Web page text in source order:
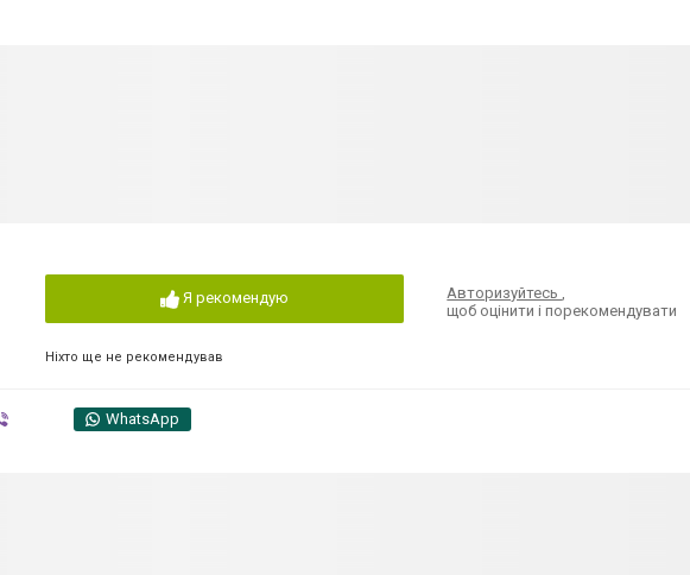
Я рекомендую
Ніхто ще не рекомендував
Авторизуйтесь,
щоб оцінити і порекомендувати
WhatsApp